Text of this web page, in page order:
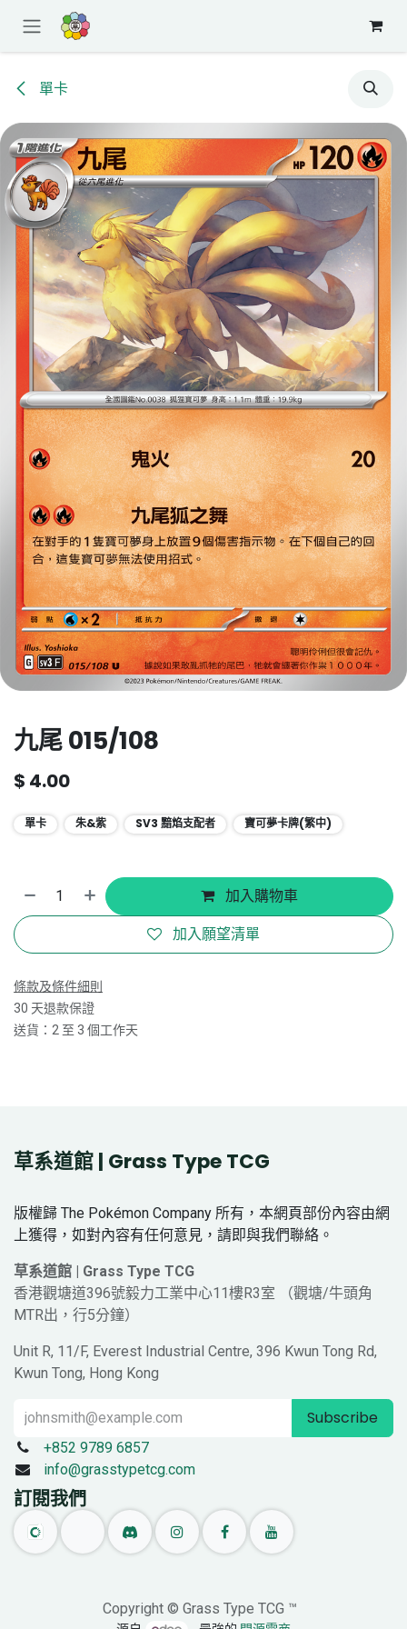
單卡
九尾 015/108
$ 4.00
單卡 朱&紫 SV3 黯焰支配者 寶可夢卡牌(繁中)
加入購物車
加入願望清單
條款及條件細則
30 天退款保證
送貨：2 至 3 個工作天
草系道館 | Grass Type TCG
版權歸 The Pokémon Company 所有，本網頁部份內容由網
上獲得，如對內容有任何意見，請即與我們聯絡。
草系道館 | Grass Type TCG
香港觀塘道396號毅力工業中心11樓R3室 （觀塘/牛頭角
MTR出，行5分鐘）
Unit R, 11/F, Everest Industrial Centre, 396 Kwun Tong Rd,
Kwun Tong, Hong Kong
Subscribe
+852 9789 6857
info@grasstypetcg.com
訂閱我們
Copyright © Grass Type TCG ™